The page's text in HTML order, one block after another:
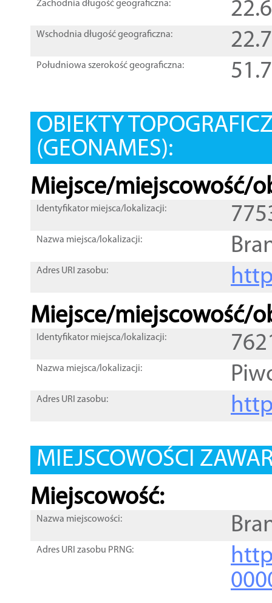
Zachodnia długość geograficzna:
Wschodnia długość geograficzna:
Południowa szerokość geograficzna:
OBIEKTY
(GEONAMES):
Miejsce/miejscowość/
Identyfikator miejsca/lokalizacji:
Nazwa miejsca/lokalizacji:
Adres URI zasobu:
Miejsce/miejscowość/
Identyfikator miejsca/lokalizacji:
Nazwa miejsca/lokalizacji:
Adres URI zasobu:
MIEJSCOWOŚCI
Miejscowość:
Nazwa miejscowości:
Adres URI zasobu PRNG: